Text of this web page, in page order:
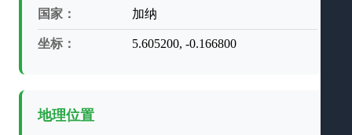
国家： 加纳
坐标： 5.605200, -0.166800
地理位置